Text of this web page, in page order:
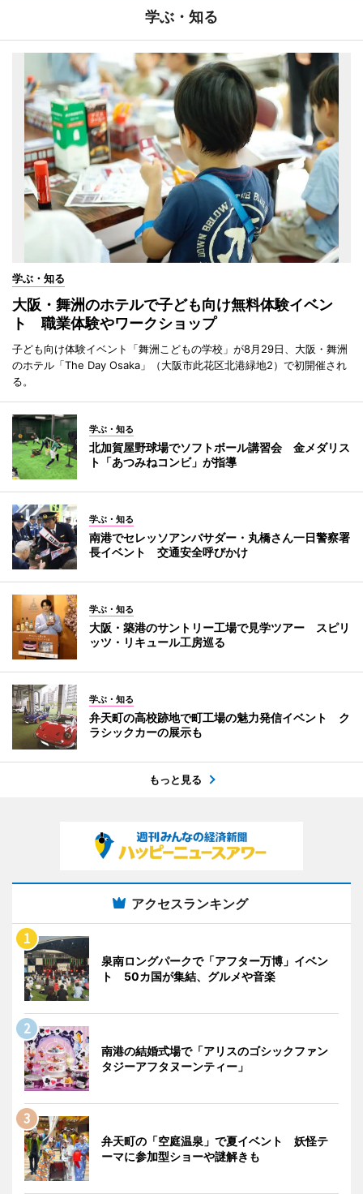
学ぶ・知る
学ぶ・知る
大阪・舞洲のホテルで子ども向け無料体験イベン
ト 職業体験やワークショップ
子ども向け体験イベント「舞洲こどもの学校」が8月29日、大阪・舞洲
のホテル「The Day Osaka」（大阪市此花区北港緑地2）で初開催され
る。
学ぶ・知る
北加賀屋野球場でソフトボール講習会 金メダリス
ト「あつみねコンビ」が指導
学ぶ・知る
南港でセレッソアンバサダー・丸橋さん一日警察署
長イベント 交通安全呼びかけ
学ぶ・知る
大阪・築港のサントリー工場で見学ツアー スピリ
ッツ・リキュール工房巡る
学ぶ・知る
弁天町の高校跡地で町工場の魅力発信イベント ク
ラシックカーの展示も
もっと見る
アクセスランキング
泉南ロングパークで「アフター万博」イベン
ト 50カ国が集結、グルメや音楽
南港の結婚式場で「アリスのゴシックファン
タジーアフタヌーンティー」
弁天町の「空庭温泉」で夏イベント 妖怪テ
ーマに参加型ショーや謎解きも